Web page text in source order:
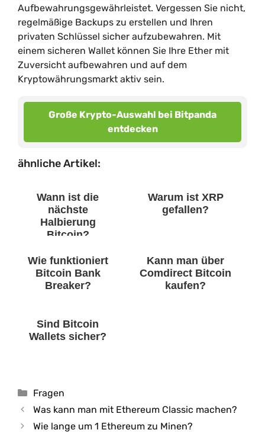
Aufbewahrungsgewährleistet. Vergessen Sie nicht,
regelmäßige Backups zu erstellen und Ihren
privaten Schlüssel sicher aufzubewahren. Mit
einem sicheren Wallet können Sie Ihre Ether mit
Zuversicht aufbewahren und auf dem
Kryptowährungsmarkt aktiv sein.
Große Krypto-Auswahl bei Bitpanda
entdecken
ähnliche Artikel:
Wann ist die
nächste
Halbierung
Bitcoin?
Warum ist XRP
gefallen?
Wie funktioniert
Bitcoin Bank
Breaker?
Kann man über
Comdirect Bitcoin
kaufen?
Sind Bitcoin
Wallets sicher?
Kategorien
Fragen
Was kann man mit Ethereum Classic machen?
Wie lange um 1 Ethereum zu Minen?